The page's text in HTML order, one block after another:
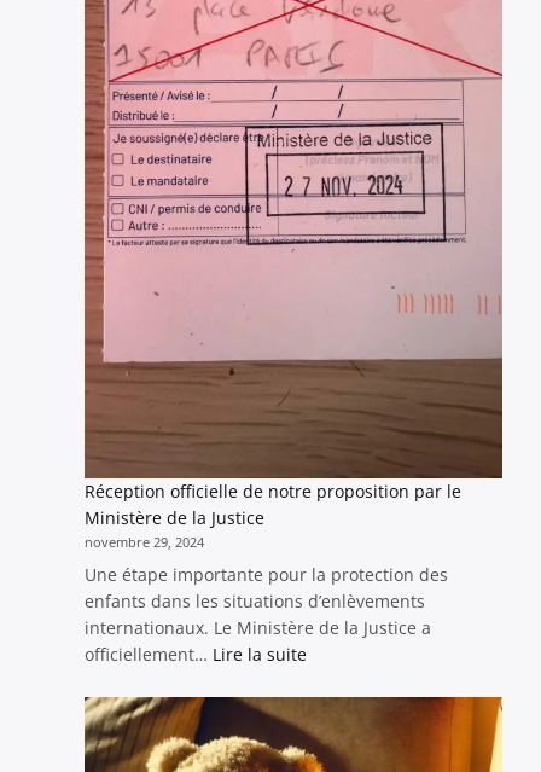
Réception officielle de notre proposition par le
Ministère de la Justice
novembre 29, 2024
Une étape importante pour la protection des
enfants dans les situations d’enlèvements
internationaux. Le Ministère de la Justice a
officiellement… Lire la suite:
officielle
de
notre